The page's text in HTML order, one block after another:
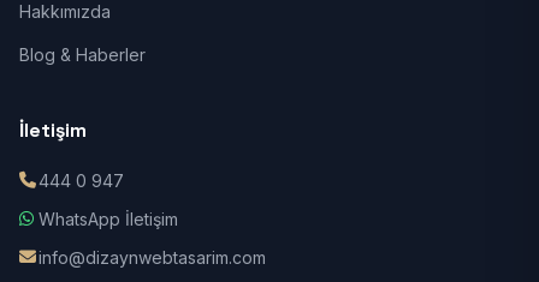
Hakkımızda
Blog & Haberler
İletişim
444 0 947
WhatsApp İletişim
info@dizaynwebtasarim.com